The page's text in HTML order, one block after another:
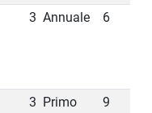
3 Annuale 6
3 Primo
9